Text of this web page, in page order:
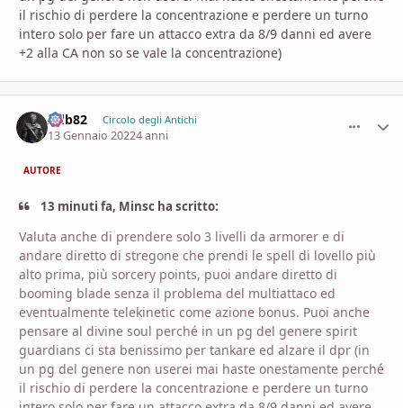
il rischio di perdere la concentrazione e perdere un turno
intero solo per fare un attacco extra da 8/9 danni ed avere
+2 alla CA non so se vale la concentrazione)
Adb82 Circolo degli Antichi
13 Gennaio 20224 anni
AUTORE
13 minuti fa, Minsc ha scritto:
Valuta anche di prendere solo 3 livelli da armorer e di
andare diretto di stregone che prendi le spell di lovello più
alto prima, più sorcery points, puoi andare diretto di
booming blade senza il problema del multiattaco ed
eventualmente telekinetic come azione bonus. Puoi anche
pensare al divine soul perché in un pg del genere spirit
guardians ci sta benissimo per tankare ed alzare il dpr (in
un pg del genere non userei mai haste onestamente perché
il rischio di perdere la concentrazione e perdere un turno